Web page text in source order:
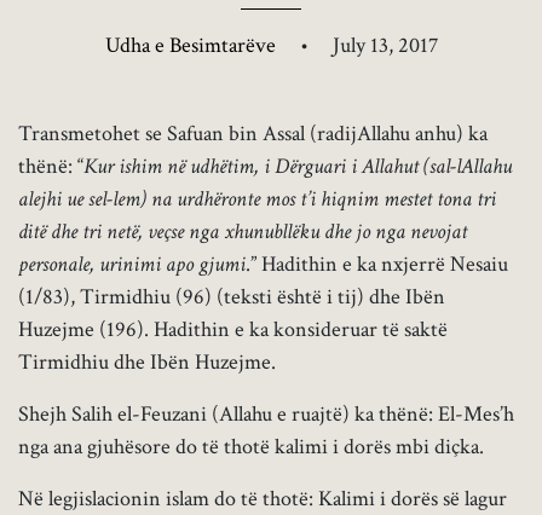
Udha e Besimtarëve • July 13, 2017
Transmetohet se Safuan bin Assal (radijAllahu anhu) ka
thënë: “Kur ishim në udhëtim, i Dërguari i Allahut (sal-lAllahu
alejhi ue sel-lem) na urdhëronte mos t’i hiqnim mestet tona tri
ditë dhe tri netë, veçse nga xhunubllëku dhe jo nga nevojat
personale, urinimi apo gjumi.” Hadithin e ka nxjerrë Nesaiu
(1/83), Tirmidhiu (96) (teksti është i tij) dhe Ibën
Huzejme (196). Hadithin e ka konsideruar të saktë
Tirmidhiu dhe Ibën Huzejme.
Shejh Salih el-Feuzani (Allahu e ruajtë) ka thënë: El-Mes’h
nga ana gjuhësore do të thotë kalimi i dorës mbi diçka.
Në legjislacionin islam do të thotë: Kalimi i dorës së lagur